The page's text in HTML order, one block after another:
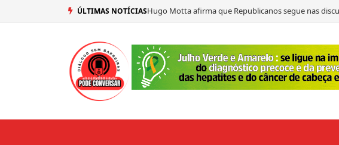
ÚLTIMAS NOTÍCIASHugo Motta afirma que Republicanos segue nas
João Gonçalves diz ter alertado João Azevêdo sobre
Efraim Filho avalia primeiro debate e destaca críticas